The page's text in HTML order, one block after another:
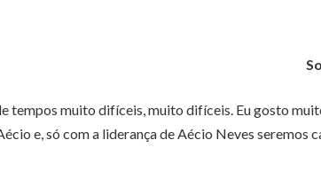
tempos muito difíceis, muito difíceis. Eu gosto
e, só com a liderança de Aécio Neves seremos